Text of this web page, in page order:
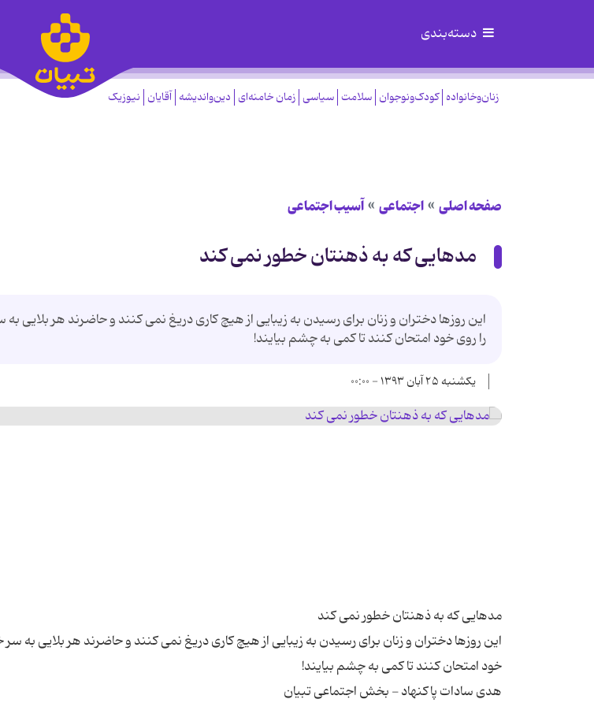
دسته‌بندی
زنان‌وخانواده کودک‌ونوجوان سلامت سیاسی زمان خامنه‌ای دین‌واندیشه آقایان نیوزیک
صفحه اصلی اجتماعی آسیب اجتماعی
مدهایی که به ذهنتان خطور نمی کند
این روزها دختران و زنان برای رسیدن به زیبایی از هیچ کاری دریغ نمی کنند و حاضرند هر بلایی به
را روی خود امتحان کنند تا کمی به چشم بیایند!
یکشنبه ۲۵ آبان ۱۳۹۳ - ۰۰:۰۰
این روزها دختران و زنان برای رسیدن به زیبایی از هیچ کاری دریغ نمی کنند و حاضرند هر بلایی به سر